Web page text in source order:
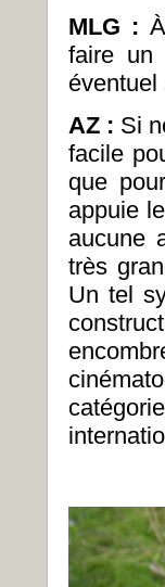
MLG :
faire un
éventuel
AZ : Si
facile
que
appuie
aucune
très
Un tel